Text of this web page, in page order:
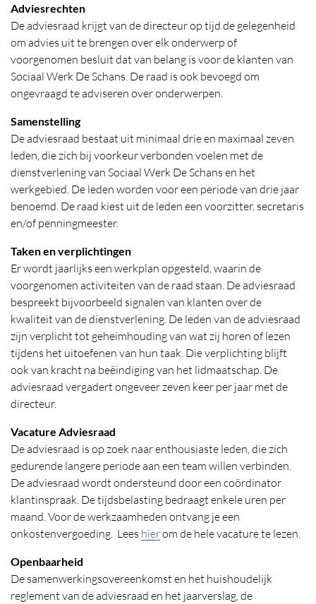
Adviesrechten
De adviesraad krijgt van de directeur op tijd de gelegenheid
om advies uit te brengen over elk onderwerp of
voorgenomen besluit dat van belang is voor de klanten van
Sociaal Werk De Schans. De raad is ook bevoegd om
ongevraagd te adviseren over onderwerpen.
Samenstelling
De adviesraad bestaat uit minimaal drie en maximaal zeven
leden, die zich bij voorkeur verbonden voelen met de
dienstverlening van Sociaal Werk De Schans en het
werkgebied. De leden worden voor een periode van drie jaar
benoemd. De raad kiest uit de leden een voorzitter, secretaris
en/of penningmeester.
Taken en verplichtingen
Er wordt jaarlijks een werkplan opgesteld, waarin de
voorgenomen activiteiten van de raad staan. De adviesraad
bespreekt bijvoorbeeld signalen van klanten over de
kwaliteit van de dienstverlening. De leden van de adviesraad
zijn verplicht tot geheimhouding van wat zij horen of lezen
tijdens het uitoefenen van hun taak. Die verplichting blijft
ook van kracht na beëindiging van het lidmaatschap. De
adviesraad vergadert ongeveer zeven keer per jaar met de
directeur.
Vacature Adviesraad
De adviesraad is op zoek naar enthousiaste leden, die zich
gedurende langere periode aan een team willen verbinden.
De adviesraad wordt ondersteund door een coördinator
klantinspraak. De tijdsbelasting bedraagt enkele uren per
maand. Voor de werkzaamheden ontvang je een
onkostenvergoeding. Lees hierom de hele vacature te lezen.
Openbaarheid
De samenwerkingsovereenkomst en het huishoudelijk
reglement van de adviesraad en het jaarverslag, de